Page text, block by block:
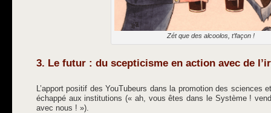
Zét que des alcoolos, t’façon !
3. Le futur : du scepticisme en action avec de
L’apport positif des YouTubeurs dans la promotion des sciences
échappé aux institutions (« ah, vous êtes dans le Système !
avec nous ! »).